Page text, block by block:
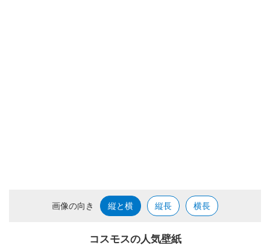
画像の向き 縦と横 縦長 横長
コスモスの人気壁紙